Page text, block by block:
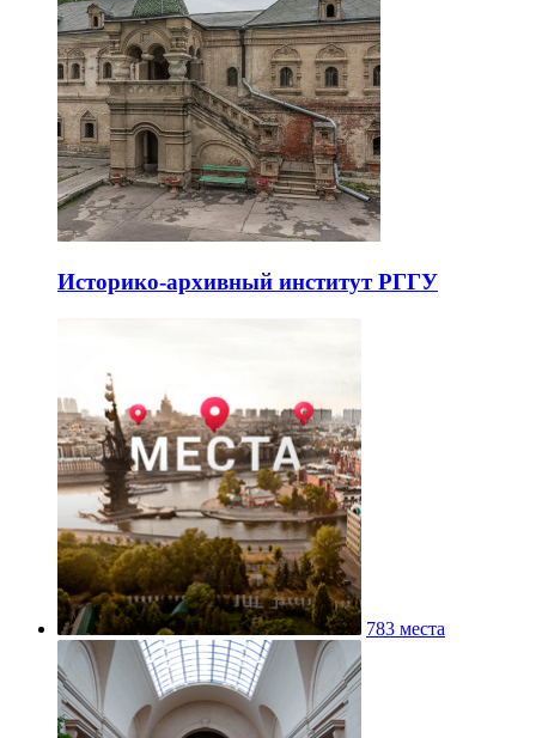
Историко-архивный институт РГГУ
783 места